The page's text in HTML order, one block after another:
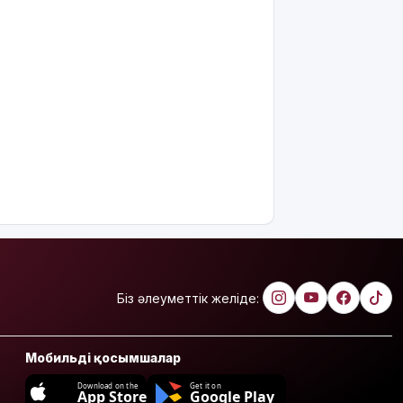
Біз әлеуметтік желіде:
Мобильді қосымшалар
Download on the
App Store
Get it on
Google Play